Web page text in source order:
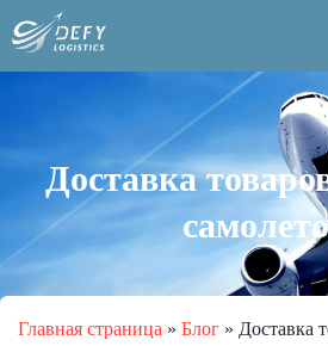
Доставка
Главная страница » Блог » Доставка